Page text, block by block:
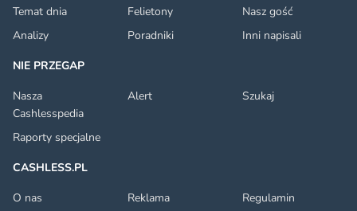
Temat dnia
Felietony
Nasz gość
Analizy
Poradniki
Inni napisali
NIE PRZEGAP
Nasza
Cashlesspedia
Alert Szukaj
Raporty specjalne
CASHLESS.PL
O nas
Reklama Regulamin